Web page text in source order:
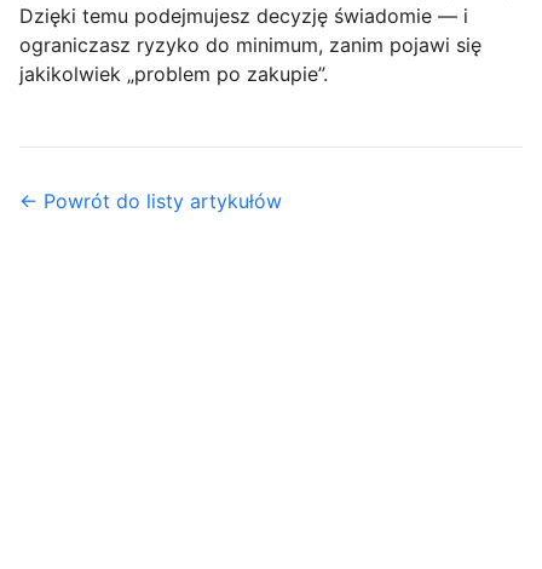
Dzięki temu podejmujesz decyzję świadomie — i
ograniczasz ryzyko do minimum, zanim pojawi się
jakikolwiek „problem po zakupie”.
← Powrót do listy artykułów